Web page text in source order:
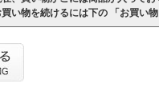
買い物を続けるには下の 「お買い